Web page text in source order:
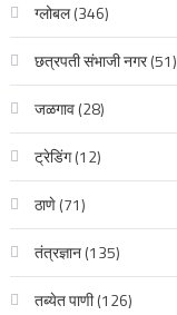
ग्लोबल(346)
छत्रपती संभाजी नगर(51)
जळगाव(28)
ट्रेडिंग(12)
ठाणे(71)
तंत्रज्ञान(135)
तब्येत पाणी(126)